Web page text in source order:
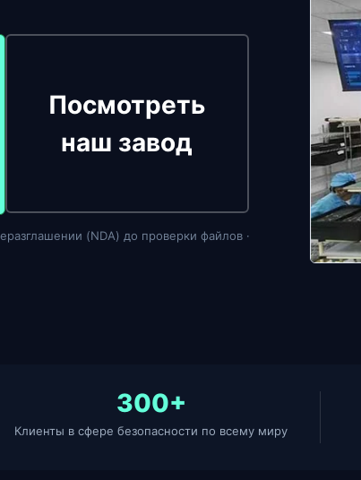
Посмотреть
наш завод
(NDA) до проверки файлов ·
300+
Клиенты в сфере безопасности по всему миру